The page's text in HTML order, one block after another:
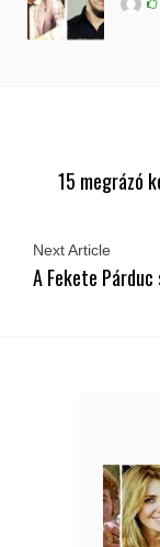
15 megrázó
Next Article
A Fekete